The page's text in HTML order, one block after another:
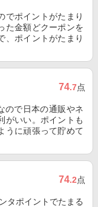
でポイントがたまり
た金額どクーポンを
、ポイントがたまり
74.7点
ので日本の通販やネ
がいい。ポイントも
うに頑張って貯めて
74.2点
タポイントでたまる